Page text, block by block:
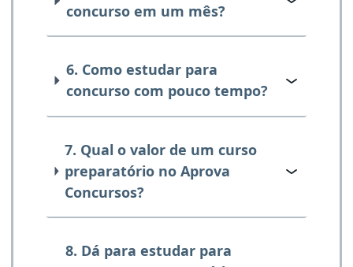
concurso em um mês?
6. Como estudar para
concurso com pouco tempo?
7. Qual o valor de um curso
preparatório no Aprova
Concursos?
8. Dá para estudar para